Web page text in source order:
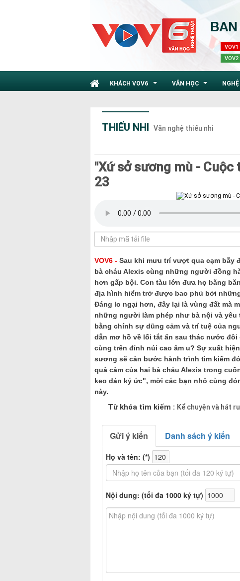
VOV1
VOV2
KHÁCH VOV6 VĂN HỌC
THIẾU NHI Văn nghệ thiếu nhi
"Xứ sở sương mù -
23
VOV6 - Sau khi mưu trí vượt qua cạm bẫy
bà cháu Alexis cùng những người đồng
hơn gấp bội. Con tàu lớn đưa họ băng
địa hình hiểm trở được bao phủ bởi
Đáng lo ngại hơn, đây lại là vùng đất mà
những người làm phép như bà nội và
bằng chính sự dũng cảm và trí tuệ của
dẫn mơ hồ về lối tắt ẩn sau thác nước
cùng trên đỉnh núi cao âm u? Sự xuất
sương sẽ cản bước hành trình tìm kiếm
quả cảm của hai bà cháu Alexis trong
keo dán ký ức", mời các bạn nhỏ cùng
này.
Từ khóa tìm kiếm : Kể chuyện và hát ru